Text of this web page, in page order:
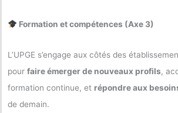
Formation et compétences (Axe 3)
L’UPGE s’engage aux côtés des
pour faire émerger de nouveaux profils,
formation continue, et répondre aux
de demain.